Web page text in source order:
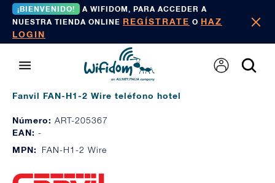
¡BIENVENIDO!
A WIFIDOM, PARA ACCEDER A
NUESTRA TIENDA ONLINE REGÍSTRATE O HAZ
LOGIN
Fanvil FAN-H1-2 Wire teléfono hotel
Número: ART-205367
EAN: -
MPN:
FAN-H1-2 Wire